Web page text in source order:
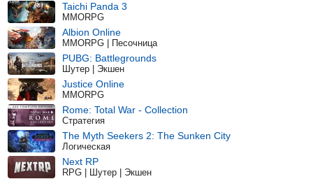
Taichi Panda 3
MMORPG
Albion Online
MMORPG | Песочница
PUBG: Battlegrounds
Шутер | Экшен
Justice Online
MMORPG
Rome: Total War - Collection
Стратегия
The Myth Seekers 2: The Sunken City
Логическая
Next RP
RPG | Шутер | Экшен